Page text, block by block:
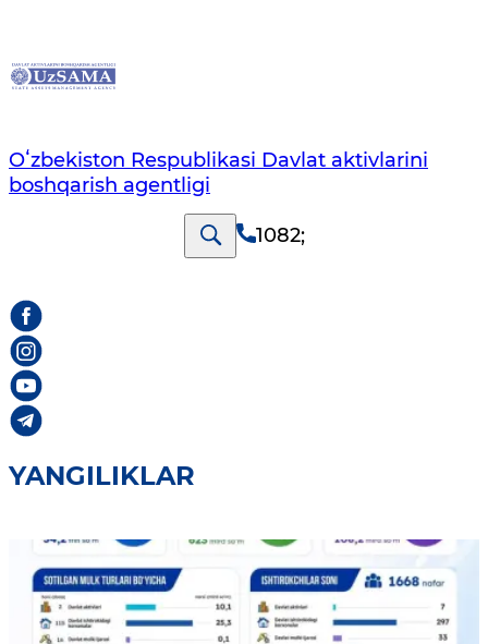
Oʻzbekiston Respublikasi Davlat aktivlarini
boshqarish agentligi
1082;
YANGILIKLAR